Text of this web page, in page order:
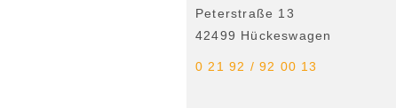
Peterstraße 13
42499 Hückeswagen
0 21 92 / 92 00 13